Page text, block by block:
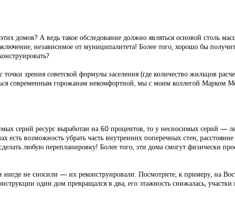
домов? А ведь такое обследование должно являться основой столь
независимое от муниципалитета! Более того, хорошо бы
зрения советской формулы заселения (где количество жильцов
современным горожанам некомфортной, мы с моим коллегой Марком
серий ресурс выработан на 60 процентов, то у несносимых серий —
возможность убрать часть внутренних поперечных стен,
любую перепланировку! Более того, эти дома смогут физически
нигде не сносили — их реконструировали. Посмотрите, к примеру, на
один дом превращался в два, его этажность снижалась,